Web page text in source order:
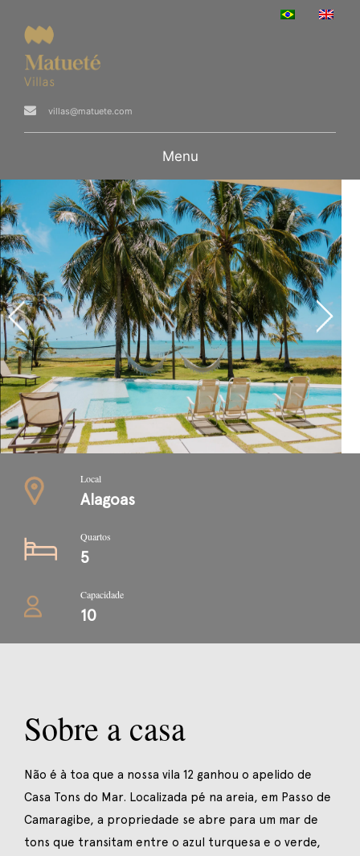
villas@matuete.com
Menu
Local
Alagoas
Quartos
5
Capacidade
10
Sobre a casa
Não é à toa que a nossa vila 12 ganhou o apelido de
Casa Tons do Mar. Localizada pé na areia, em Passo de
Camaragibe, a propriedade se abre para um mar de
tons que transitam entre o azul turquesa e o verde,